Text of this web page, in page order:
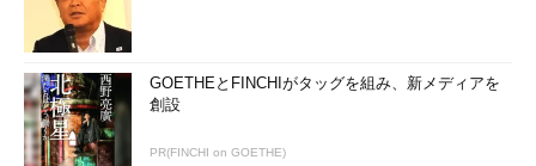
GOETHEとFINCHIがタッグを組み、新メディアを
創設
PR(FINCHI on GOETHE)